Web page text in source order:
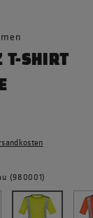
T-SHIRT
(980001)